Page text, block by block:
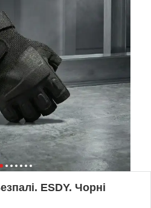
ESDY. Чорні